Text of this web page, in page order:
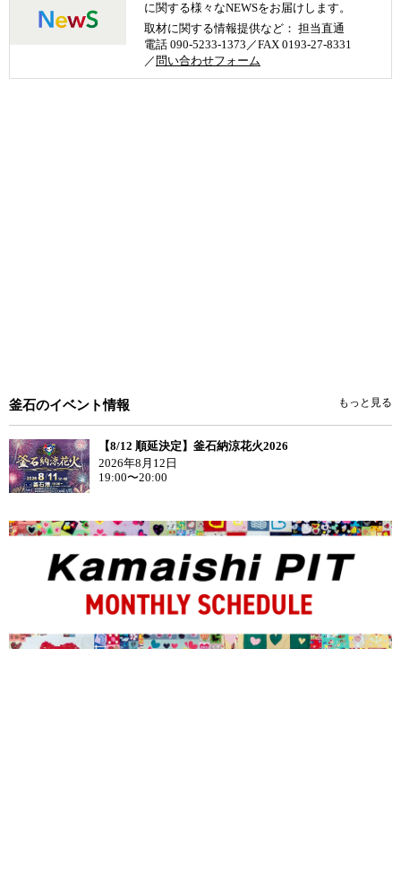
に関する様々なNEWSをお届けします。
取材に関する情報提供など： 担当直通
電話 090-5233-1373／FAX 0193-27-8331
／ 問い合わせフォーム
釜石のイベント情報 もっと見る
【8/12 順延決定】釜石納涼花火2026
2026年8月12日
19:00〜20:00